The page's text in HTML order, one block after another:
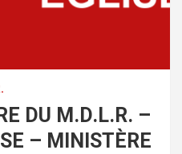
DU M.D.L.R. –
– MINISTÈRE